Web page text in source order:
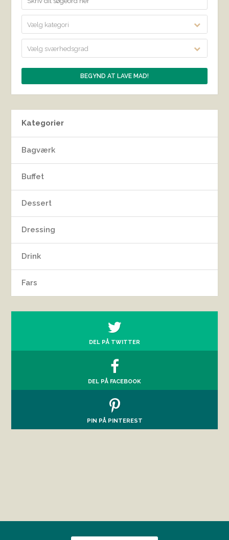
Vælg kategori
Vælg sværhedsgrad
Kategorier
Bagværk
Buffet
Dessert
Dressing
Drink
Fars
DEL PÅ TWITTER
DEL PÅ FACEBOOK
PIN PÅ PINTEREST